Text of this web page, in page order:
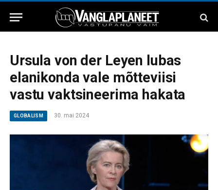
Ursula von der Leyen lubas
elanikonda vale mõtteviisi
vastu vaktsineerima hakata
GLOBALISM 30. mai 2024